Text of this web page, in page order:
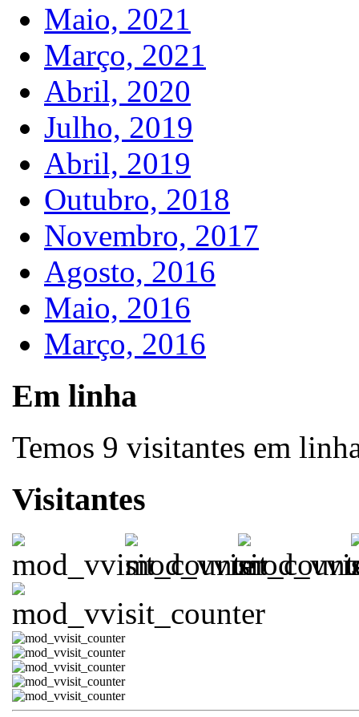
Maio, 2021
Março, 2021
Abril, 2020
Julho, 2019
Abril, 2019
Outubro, 2018
Novembro, 2017
Agosto, 2016
Maio, 2016
Março, 2016
Em linha
Temos 9 visitantes em
Visitantes